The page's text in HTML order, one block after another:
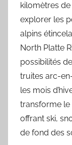
kilomètres
explorer les
alpins
North Platte
possibilités
truites arc-
les mois
transforme le
offrant ski,
de fond des